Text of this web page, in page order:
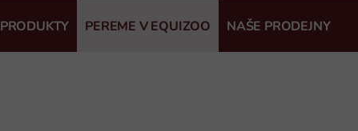
PEREME V EQUIZOO NAŠE PRODEJNY